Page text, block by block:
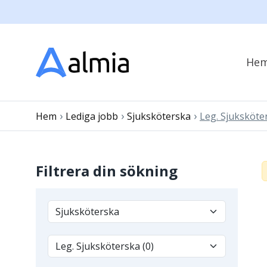
Hem › Lediga jobb › Sjuksköterska › Leg.
Filtrera din sökning